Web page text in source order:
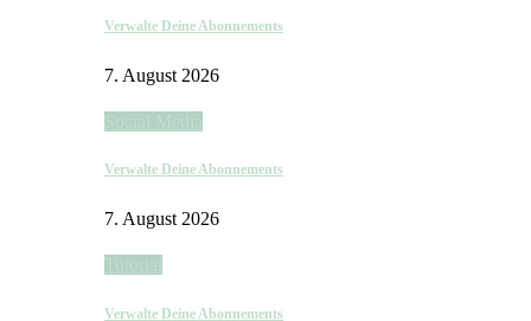
Verwalte Deine Abonnements
7. August 2026
Verwalte Deine Abonnements
7. August 2026
Verwalte Deine Abonnements